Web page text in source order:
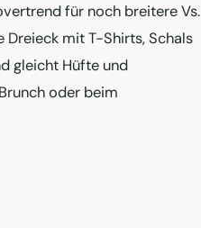
für noch breitere Vs.
Dreieck mit T-Shirts, Schals
gleicht Hüfte und
oder beim